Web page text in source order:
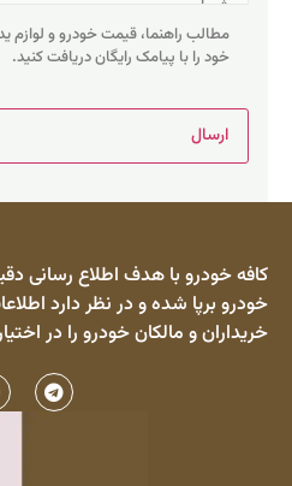
مطالب راهنما، قیمت خودرو و
خود را با پیامک رایگان دریافت کنید.
کافه خودرو با هدف اطلاع رسانی
خودرو برپا شده و در نظر دارد
خریداران و مالکان خودرو را در